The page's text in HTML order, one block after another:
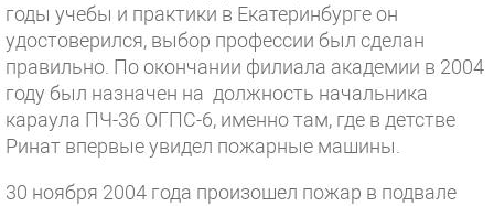
годы учебы и практики в Екатеринбурге он
удостоверился, выбор профессии был сделан
правильно. По окончании филиала академии в 2004
году был назначен на должность начальника
караула ПЧ-36 ОГПС-6, именно там, где в детстве
Ринат впервые увидел пожарные машины.
30 ноября 2004 года произошел пожар в подвале